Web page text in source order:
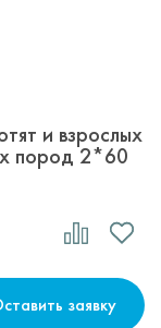
и взрослых
пород 2*60
заявку